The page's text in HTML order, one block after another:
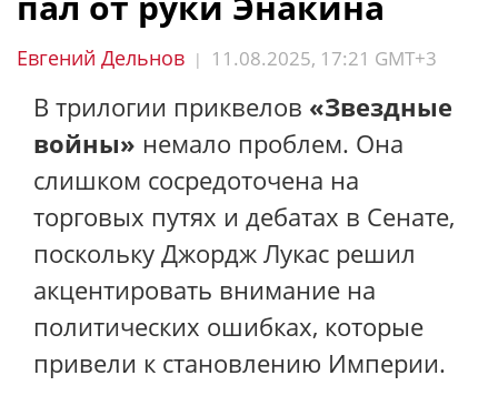
Евгений Дельнов | 11.08.2025, 17:21 GMT+3
В трилогии приквелов «Звездные
войны» немало проблем. Она
слишком сосредоточена на
торговых путях и дебатах в Сенате,
поскольку Джордж Лукас решил
акцентировать внимание на
политических ошибках, которые
привели к становлению Империи.